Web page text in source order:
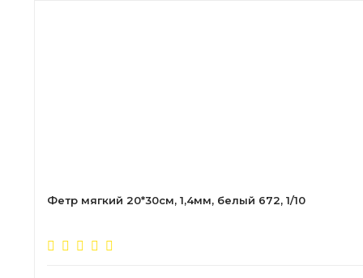
Фетр мягкий 20*30см, 1,4мм, белый 672, 1/10